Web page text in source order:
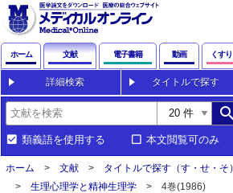
ホーム 文献 電子書籍 動画 くすり
詳細検索 タイトルで探す
類義語を使用する 本文閲覧可のみ
ホーム 文献
タイトルで探す（す・せ・そ）
生理心理学と精神生理学
4巻(1986)